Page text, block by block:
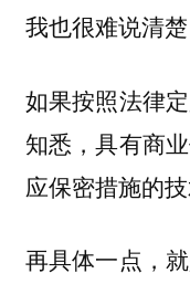
我也很难说清
如果按照法律
知悉，具有商
应保密措施的
再具体一点，